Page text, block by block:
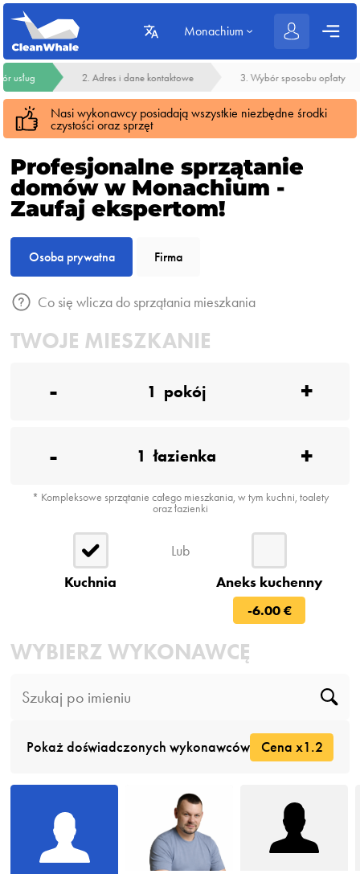
Monachium
usług 2. Adres i dane kontaktowe 3. Wybór sposobu opłaty
Nasi wykonawcy posiadają wszystkie niezbędne środki
czystości oraz sprzęt
Profesjonalne sprzątanie
domów w Monachium -
Zaufaj ekspertom!
Osoba prywatna Firma
Co się wlicza do sprzątania mieszkania
TWOJE MIESZKANIE
- 1 pokój +
- 1 łazienka +
* Kompleksowe sprzątanie całego mieszkania, w tym kuchni, toalety
oraz łazienki
Kuchnia
Lub
Aneks kuchenny
-6.00 €
WYBIERZ WYKONAWCĘ
Pokaż doświadczonych wykonawców Cena x1.2